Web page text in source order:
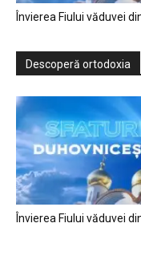
Învierea Fiului văduvei
Descoperă ortodoxia
Învierea Fiului văduvei